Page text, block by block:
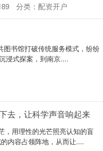
分类： 配资开户
书馆打破传统服务模式，纷纷
浸式探案，到南京....
去，让科学声音响起来
，用理性的光芒照亮认知的盲
内容占领阵地，从而让....